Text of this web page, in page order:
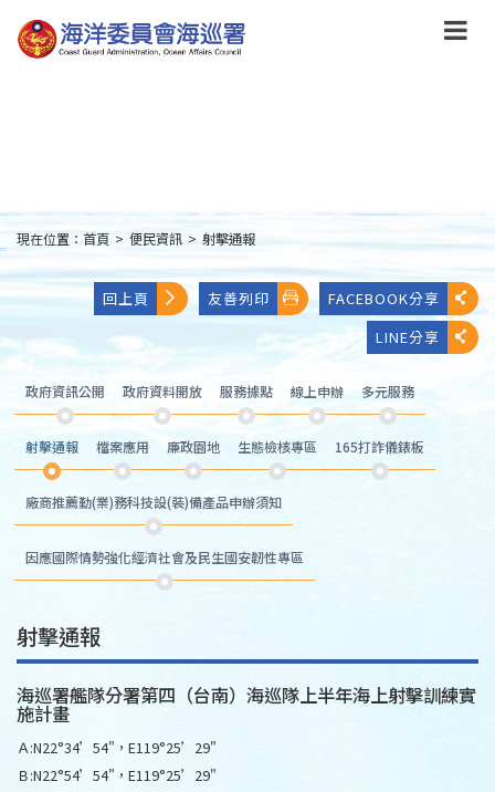
到
主
:::
現在位置： 首頁 > 便民資訊 > 射擊通報
回上頁 友善列印
FACEBOOK分享
LINE分享
政府資訊公開 政府資料開放 服務據點 線上申辦 多元服務
射擊通報 檔案應用 廉政園地 生態檢核專區 165打詐儀錶板
廠商推薦勤(業)務科技設(裝)備產品申辦須知
因應國際情勢強化經濟社會及民生國安韌性專區
射擊通報
海巡署艦隊分署第四（台南）海巡隊上半年海上射擊訓練實
施計畫
Ａ:N22°34’54"，E119°25’29"
Ｂ:N22°54’54"，E119°25’29"